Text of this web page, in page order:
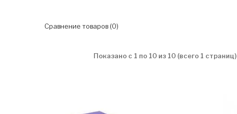
Сравнение товаров (0)
Показано с 1 по 10 из 10 (всего 1 страниц)